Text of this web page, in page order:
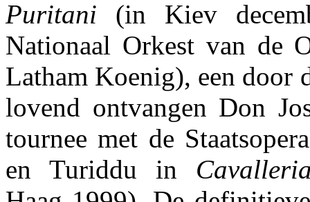
Puritani (in Kiev
Nationaal Orkest van de
Latham Koenig), een door
lovend ontvangen Don
tournee met de
en Turiddu in